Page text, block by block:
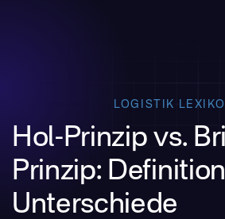
LOGISTIK
Hol-Prinzip vs.
Prinzip:
Unterschiede